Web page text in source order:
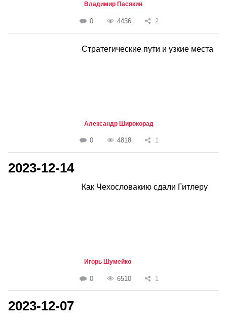
Владимир Пасякин
0 4436 2
Стратегические пути и узкие места
Александр Широкорад
0 4818 1
2023-12-14
Как Чехословакию сдали Гитлеру
Игорь Шумейко
0 6510 1
2023-12-07